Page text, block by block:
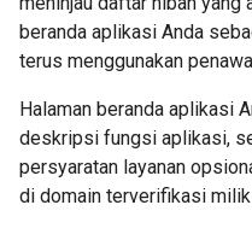
beranda aplikasi Anda
terus menggunakan
Halaman beranda aplikasi
deskripsi fungsi aplikasi,
persyaratan layanan
di domain terverifikasi milik